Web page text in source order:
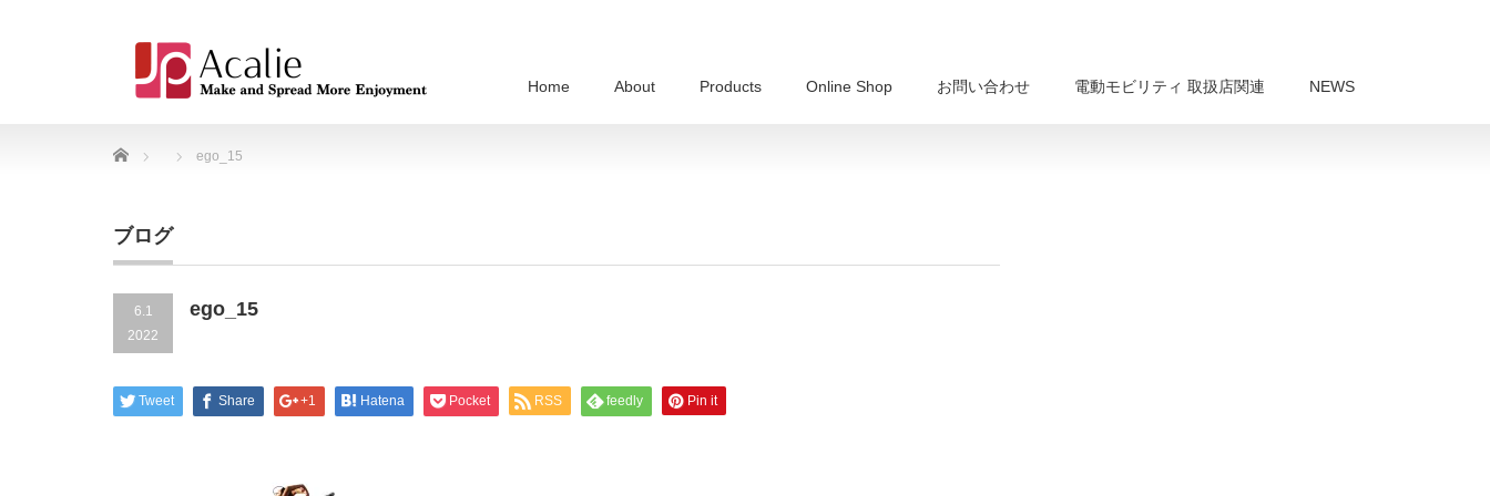
Home About Products Online Shop お問い合わせ 電動モビリティ 取扱店関連 NEWS
Home ego_15
ブログ
6.1
2022
ego_15
Tweet Share +1 Hatena Pocket RSS feedly Pin it